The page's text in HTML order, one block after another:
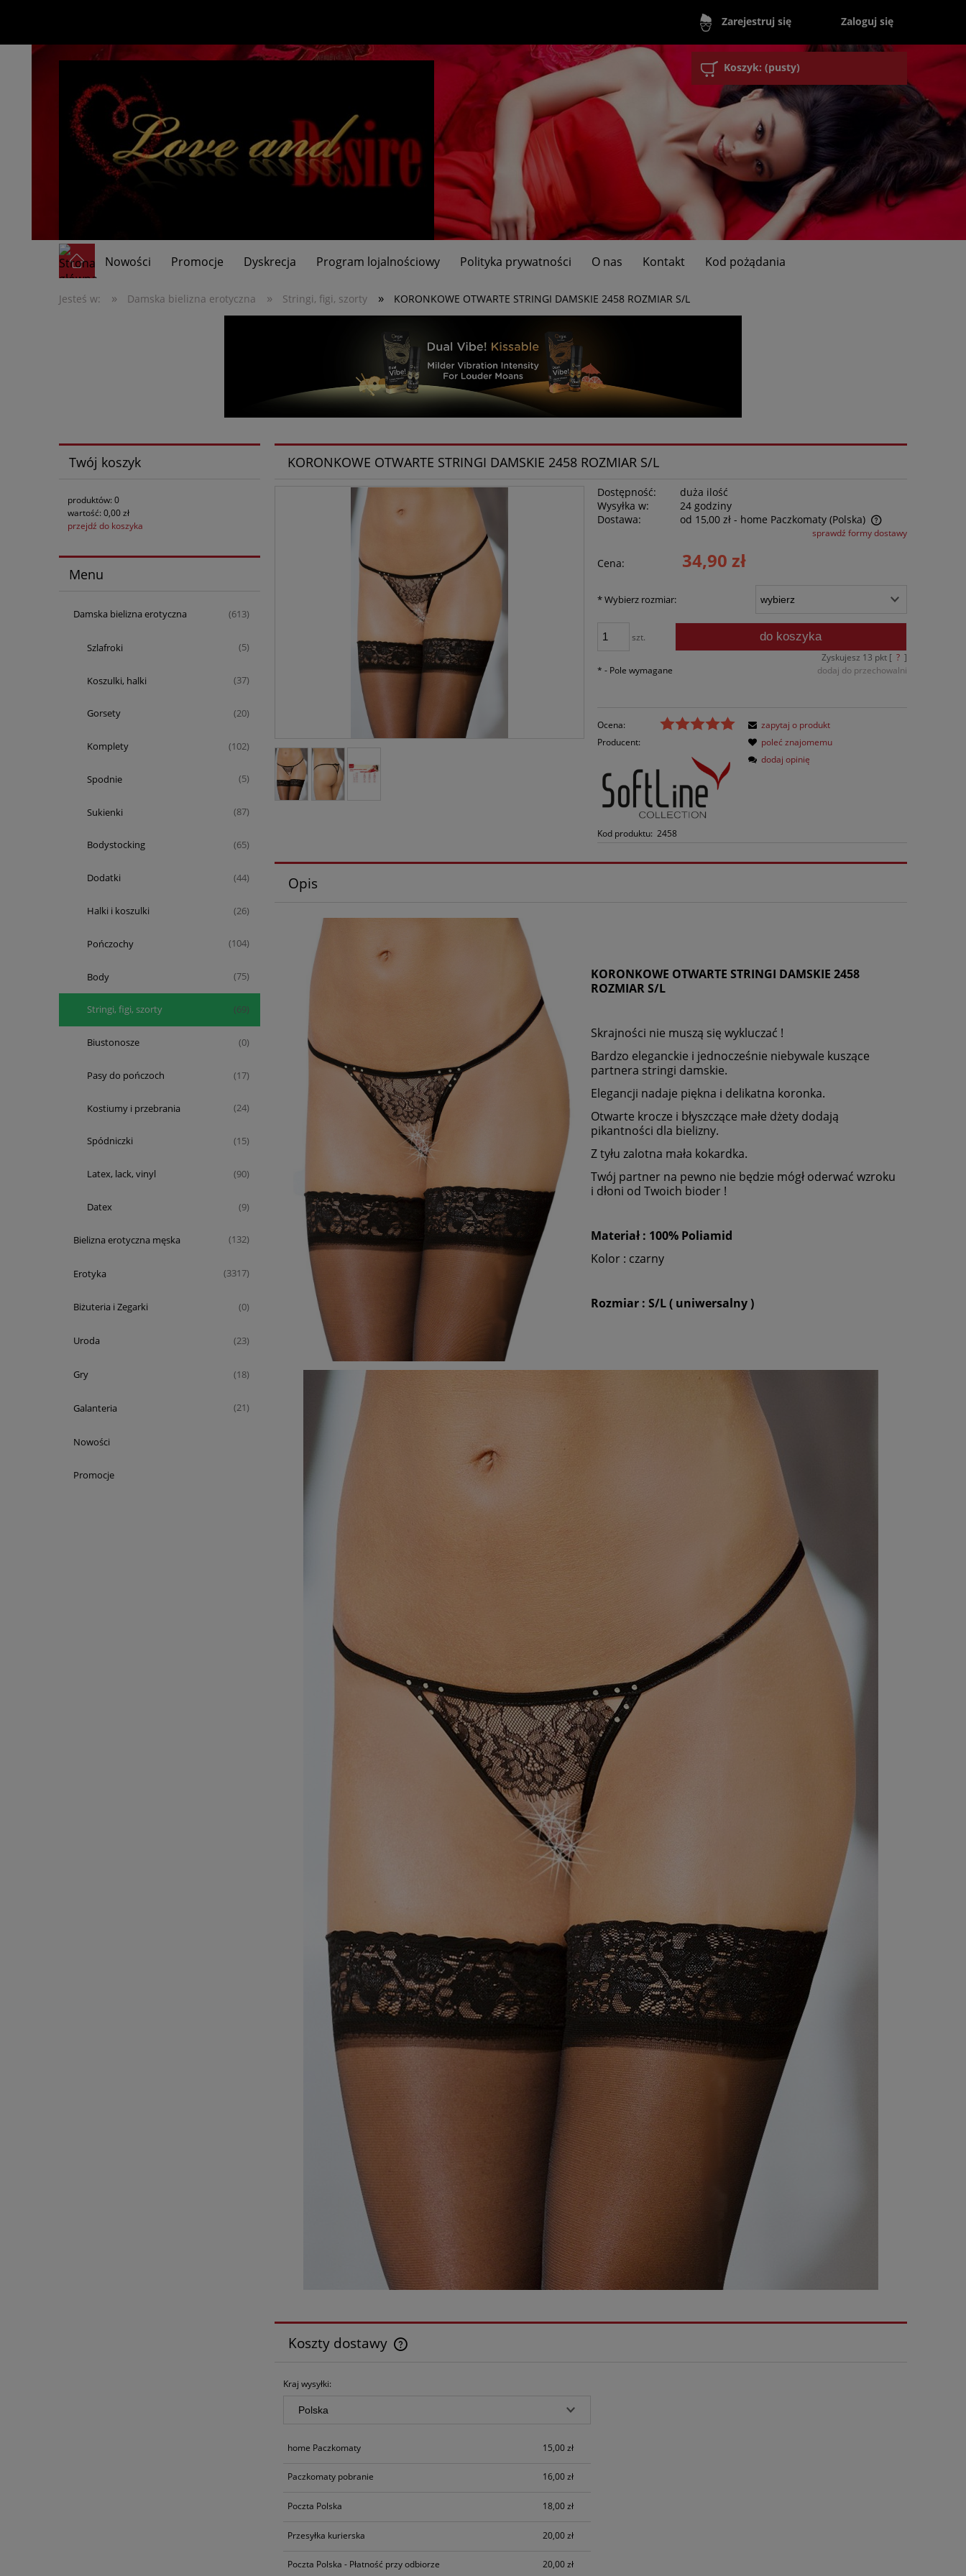
Zarejestruj się Zaloguj się
Koszyk: (pusty)
Nowości Promocje Dyskrecja Program lojalnościowy Polityka prywatności O nas Kontakt Kod pożądania
Jesteś w: » Damska bielizna erotyczna » Stringi, figi, szorty » KORONKOWE OTWARTE STRINGI DAMSKIE 2458 ROZMIAR S/L
Twój koszyk
produktów: 0
wartość: 0,00 zł
przejdź do koszyka
Menu
Damska bielizna erotyczna (613)
Szlafroki (5)
Koszulki, halki (37)
Gorsety (20)
Komplety (102)
Spodnie (5)
Sukienki (87)
Bodystocking (65)
Dodatki (44)
Halki i koszulki (26)
Pończochy (104)
Body (75)
Stringi, figi, szorty (69)
Biustonosze (0)
Pasy do pończoch (17)
Kostiumy i przebrania (24)
Spódniczki (15)
Latex, lack, vinyl (90)
Datex (9)
Bielizna erotyczna męska (132)
Erotyka (3317)
Biżuteria i Zegarki (0)
Uroda (23)
Gry (18)
Galanteria (21)
Nowości
Promocje
KORONKOWE OTWARTE STRINGI DAMSKIE 2458 ROZMIAR S/L
Dostępność:
duża ilość
Wysyłka w:
24 godziny
Dostawa:
od 15,00 zł - home Paczkomaty (Polska)
Cena nie zawiera ewentualnych kosztów
płatności
sprawdź formy dostawy
Cena: 34,90 zł
*Wybierz rozmiar:
szt. do koszyka
Zyskujesz 13 pkt [ ? ]
dodaj do przechowalni
* - Pole wymagane
Ocena:
Producent:
Kod produktu: 2458
zapytaj o produkt
poleć znajomemu
dodaj opinię
Opis
KORONKOWE OTWARTE STRINGI DAMSKIE 2458
ROZMIAR S/L
Skrajności nie muszą się wykluczać !
Bardzo eleganckie i jednocześnie niebywale kuszące
partnera stringi damskie.
Elegancji nadaje piękna i delikatna koronka.
Otwarte krocze i błyszczące małe dżety dodają
pikantności dla bielizny.
Z tyłu zalotna mała kokardka.
Twój partner na pewno nie będzie mógł oderwać wzroku
i dłoni od Twoich bioder !
Materiał : 100% Poliamid
Kolor : czarny
Rozmiar : S/L ( uniwersalny )
Koszty dostawy
Kraj wysyłki:
home Paczkomaty 15,00 zł
Paczkomaty pobranie 16,00 zł
Poczta Polska 18,00 zł
Przesyłka kurierska 20,00 zł
Poczta Polska - Płatność przy odbiorze 20,00 zł